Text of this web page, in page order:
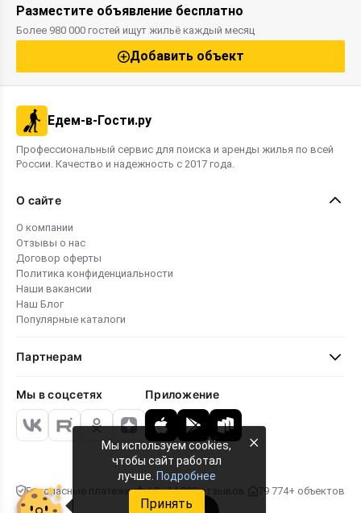
Разместите объявление бесплатно
Более 980 000 гостей ищут жильё каждый месяц
Добавить объект
Едем-в-Гости.ру
Профессиональный сервис для поиска и аренды жилья по всей
России. Качество и надежность с 2017 года.
О сайте
О компании
Отзывы о нас
Договор оферты
Политика конфиденциальности
Наши вакансии
Наш Блог
Популярные каталоги
Партнерам
Мы в соцсетях Приложение
Безопасные платежи 4.8 · 24 000 отзывов 79 774+ объектов
Мы используем cookies,
чтобы сайт работал
лучше. Подробнее
×
Принять